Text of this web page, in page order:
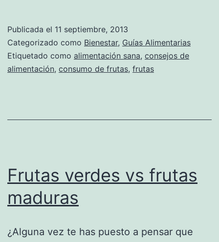
Publicada el 11 septiembre, 2013
Categorizado como Bienestar, Guías Alimentarias
Etiquetado como alimentación sana, consejos de
alimentación, consumo de frutas, frutas
Frutas verdes vs frutas
maduras
¿Alguna vez te has puesto a pensar que